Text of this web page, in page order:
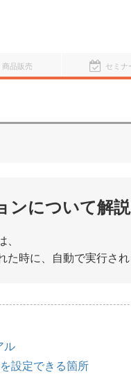
商品販売 セミナ
ンについて解説
、
た時に、自動で実行さ
ル
設定できる箇所